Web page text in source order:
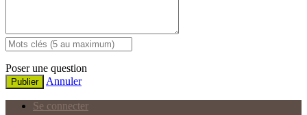
Poser une question
Publier Annuler
Se connecter